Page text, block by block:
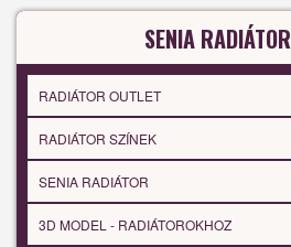
SENIA
RADIÁTOR OUTLET
RADIÁTOR SZÍNEK
SENIA RADIÁTOR
3D MODEL - RADIÁTOROKHOZ